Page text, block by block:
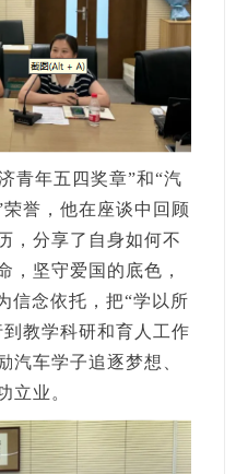
青年五四奖章”和“汽
誉，他在座谈中回顾
，分享了自身如何不
，坚守爱国的底色，
信念依托，把“学以所
教学科研和育人工作
汽车学子追逐梦想、
立业。